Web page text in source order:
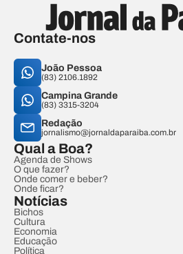
Contate-nos
João Pessoa
(83) 2106.1892
Campina Grande
(83) 3315-3204
Redação
jornalismo@jornaldaparaiba.com.br
Qual a Boa?
Agenda de Shows
O que fazer?
Onde comer e beber?
Onde ficar?
Notícias
Bichos
Cultura
Economia
Educação
Política